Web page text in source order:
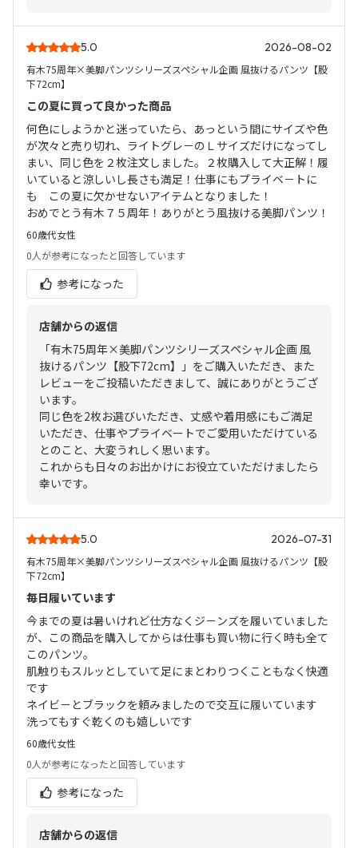
5.0 2026-08-02
有木75周年×美脚パンツシリーズスペシャル企画 風抜けるパンツ【股
下72cm】
この夏に買って良かった商品
何色にしようかと迷っていたら、あっという間にサイズや色
が次々と売り切れ、ライトグレ－のＬサイズだけになってし
まい、同じ色を２枚注文しました。２枚購入して大正解！履
いていると涼しいし長さも満足！仕事にもプライベ－トに
も この夏に欠かせないアイテムとなりました！
おめでとう有木７５周年！ありがとう風抜ける美脚パンツ！
60歳代女性
0人が参考になったと回答しています
参考になった
店舗からの返信
「有木75周年×美脚パンツシリーズスペシャル企画 風
抜けるパンツ【股下72cm】」をご購入いただき、また
レビューをご投稿いただきまして、誠にありがとうござ
います。
同じ色を2枚お選びいただき、丈感や着用感にもご満足
いただき、仕事やプライベートでご愛用いただけている
とのこと、大変うれしく思います。
これからも日々のお出かけにお役立ていただけましたら
幸いです。
5.0 2026-07-31
有木75周年×美脚パンツシリーズスペシャル企画 風抜けるパンツ【股
下72cm】
毎日履いています
今までの夏は暑いけれど仕方なくジ－ンズを履いていました
が、この商品を購入してからは仕事も買い物に行く時も全て
このパンツ。
肌触りもスルッとしていて足にまとわりつくこともなく快適
です
ネイビ－とブラックを頼みましたので交互に履いています
洗ってもすぐ乾くのも嬉しいです
60歳代女性
0人が参考になったと回答しています
参考になった
店舗からの返信